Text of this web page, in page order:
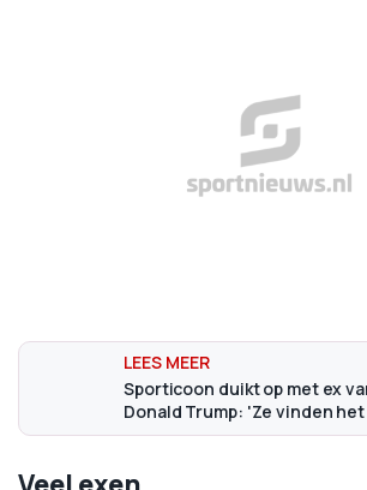
Sporticoon duikt op met ex
Donald Trump: 'Ze vinden